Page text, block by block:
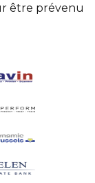
être prévenu